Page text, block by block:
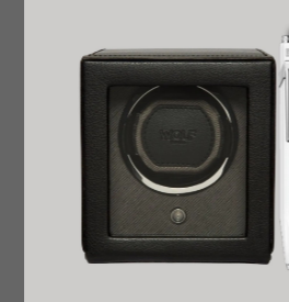
REVENDEUR OFFICIEL
LIVRAISON EXPRESS OFFERTE
RETOUR FACILE ET
Le SECRID MINIWALLET ART
compact à une capacité
un équilibre idéal entre praticité et